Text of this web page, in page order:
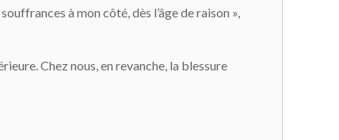
à mon côté, dès l’âge de raison »,
Chez nous, en revanche, la blessure